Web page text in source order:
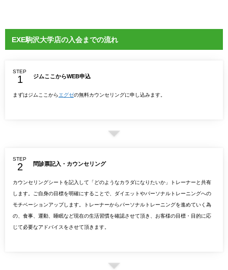
EXE駒沢大学店の入会までの流れ
STEP
ジムここからWEB申込
まずはジムここからエグゼの無料カウンセリングに申し込みます。
STEP
問診票記入・カウンセリング
カウンセリングシートを記入して「どのようなカラダになりたいか」トレーナーと共有
します。ご自身の目標を明確にすることで、ダイエットやパーソナルトレーニングへの
モチベーションアップします。トレーナーからパーソナルトレーニングを進めていく為
の、食事、運動、睡眠など現在の生活習慣を確認させて頂き、お客様の目標・目的に応
じて必要なアドバイスをさせて頂きます。